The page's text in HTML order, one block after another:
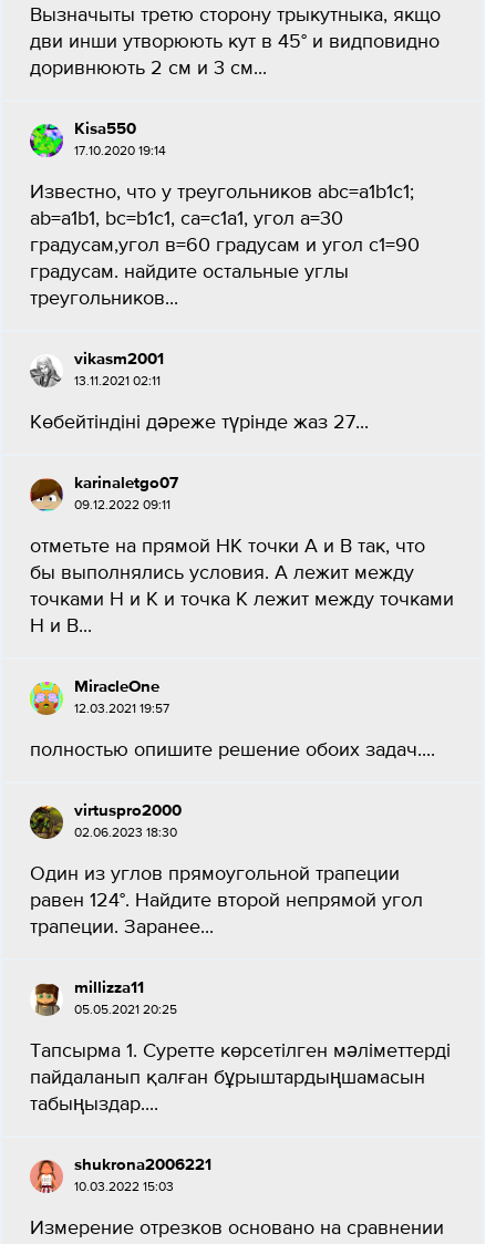
Вызначыты третю сторону трыкутныка, якщо
дви инши утворюють кут в 45° и видповидно
доривнюють 2 см и 3 см​...
Kisa550
17.10.2020 19:14
Известно, что у треугольников abc=a1b1c1;
ab=a1b1, bc=b1c1, ca=c1a1, угол a=30
градусам,угол в=60 градусам и угол с1=90
градусам. найдите остальные углы
треугольников...
vikasm2001
13.11.2021 02:11
Көбейтіндіні дәреже түрінде жаз 27​...
karinaletgo07
09.12.2022 09:11
отметьте на прямой HK точки A и B так, что
бы выполнялись условия. А лежит между
точками H и K и точка K лежит между точками
H и B​...
MiracleOne
12.03.2021 19:57
полностью опишите решение обоих задач....
virtuspro2000
02.06.2023 18:30
Один из углов прямоугольной трапеции
равен 124°. Найдите второй непрямой угол
трапеции. Заранее...
millizza11
05.05.2021 20:25
Тапсырма 1. Суретте көрсетілген мәліметтерді
пайдаланып қалған бұрыштардыңшамасын
табыңыздар.​...
shukrona2006221
10.03.2022 15:03
Измерение отрезков основано на сравнении